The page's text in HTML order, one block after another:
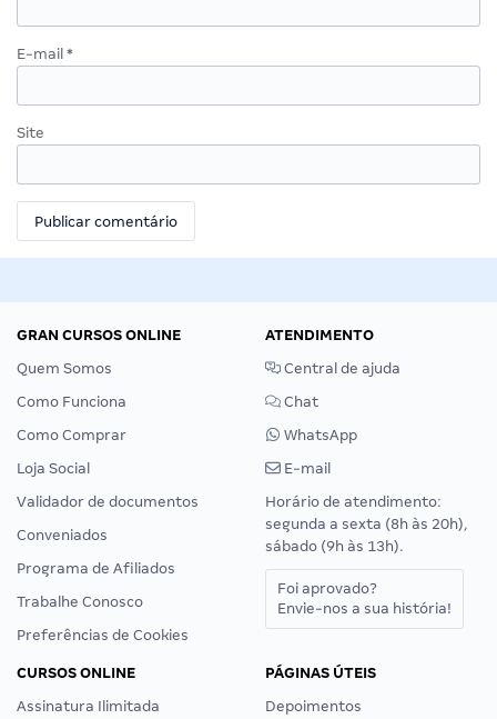
E-mail *
Site
GRAN CURSOS ONLINE
Quem Somos
Como Funciona
Como Comprar
Loja Social
Validador de documentos
Conveniados
Programa de Afiliados
Trabalhe Conosco
Preferências de Cookies
ATENDIMENTO
Central de ajuda
Chat
WhatsApp
E-mail
Horário de atendimento:
segunda a sexta (8h às 20h),
sábado (9h às 13h).
Foi aprovado?
Envie-nos a sua história!
CURSOS ONLINE
Assinatura Ilimitada
PÁGINAS ÚTEIS
Depoimentos